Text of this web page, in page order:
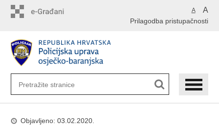
A A
Prilagodba pristupačnosti
Objavljeno: 03.02.2020.